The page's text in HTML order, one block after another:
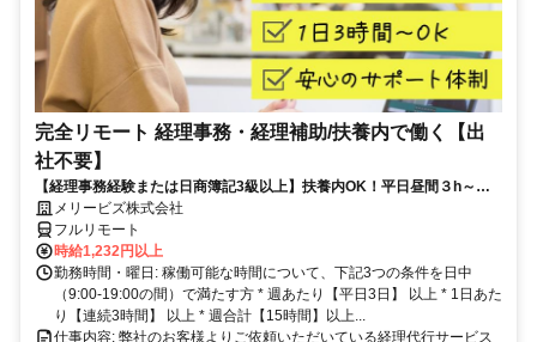
完全リモート 経理事務・経理補助/扶養内で働く【出
社不要】
【経理事務経験または日商簿記3級以上】扶養内OK！平日昼間３h～。
完全在宅で育児・介護中の方も大歓迎♪
メリービズ株式会社
フルリモート
時給1,232円以上
勤務時間・曜日: 稼働可能な時間について、下記3つの条件を日中
（9:00-19:00の間）で満たす方 * 週あたり【平日3日】 以上 * 1日あた
り【連続3時間】 以上 * 週合計【15時間】以上...
仕事内容: 弊社のお客様よりご依頼いただいている経理代行サービス